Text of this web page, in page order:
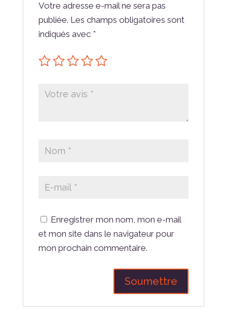
Votre adresse e-mail ne sera pas
publiée. Les champs obligatoires sont
indiqués avec *
Enregistrer mon nom, mon e-mail
et mon site dans le navigateur pour
mon prochain commentaire.